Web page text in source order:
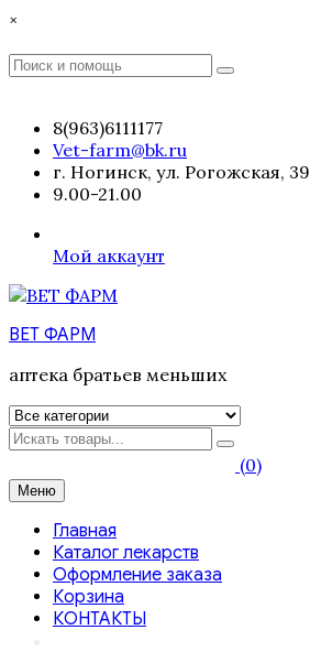
Перейти
содержимому
×
Поиск
Поиск
8(963)6111177
Vet-farm@bk.ru
г. Ногинск, ул. Рогожская, 39
9.00-21.00
Мой аккаунт
ВЕТ ФАРМ
аптека братьев меньших
Искать
(0)
Меню
Главная
Каталог лекарств
Оформление заказа
Корзина
КОНТАКТЫ